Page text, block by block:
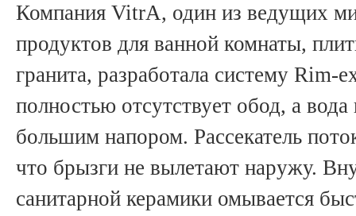
Компания VitrA, один из ведущих
продуктов для ванной комнаты,
гранита, разработала систему Rim-
полностью отсутствует обод, а
большим напором. Рассекатель
что брызги не вылетают наружу.
санитарной керамики омывается